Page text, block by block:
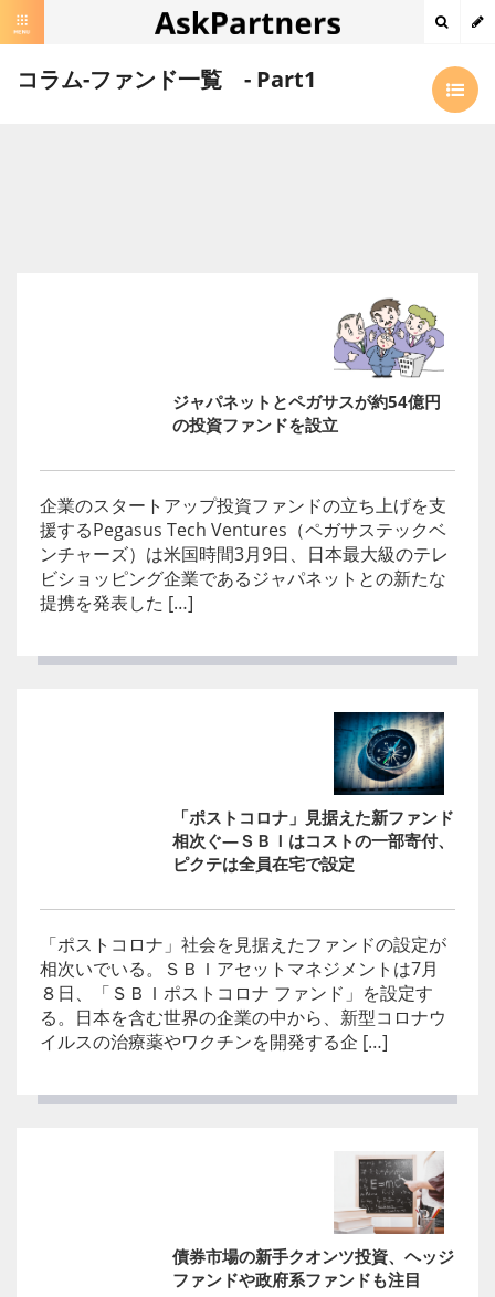
コラム-ファンド一覧 - Part1
ジャパネットとペガサスが約54億円
の投資ファンドを設立
企業のスタートアップ投資ファンドの立ち上げを支
援するPegasus Tech Ventures（ペガサステックベ
ンチャーズ）は米国時間3月9日、日本最大級のテレ
ビショッピング企業であるジャパネットとの新たな
提携を発表した […]
「ポストコロナ」見据えた新ファンド
相次ぐ―ＳＢＩはコストの一部寄付、
ピクテは全員在宅で設定
「ポストコロナ」社会を見据えたファンドの設定が
相次いでいる。ＳＢＩアセットマネジメントは7月
８日、「ＳＢＩポストコロナ ファンド」を設定す
る。日本を含む世界の企業の中から、新型コロナウ
イルスの治療薬やワクチンを開発する企 […]
債券市場の新手クオンツ投資、ヘッジ
ファンドや政府系ファンドも注目